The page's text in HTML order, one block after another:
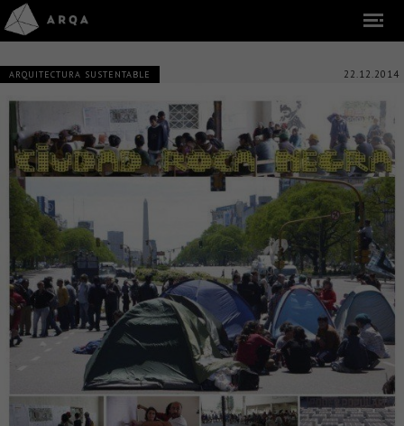
ARQUITECTURA SUSTENTABLE 22.12.2014